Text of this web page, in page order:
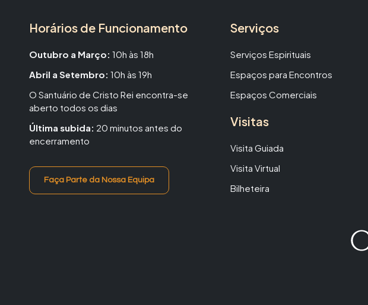
Horários de Funcionamento
Outubro a Março: 10h às 18h
Abril a Setembro: 10h às 19h
O Santuário de Cristo Rei encontra-se
aberto todos os dias
Última subida: 20 minutos antes do
encerramento
Faça Parte da Nossa Equipa
Serviços
Serviços Espirituais
Espaços para Encontros
Espaços Comerciais
Visitas
Visita Guiada
Visita Virtual
Bilheteira